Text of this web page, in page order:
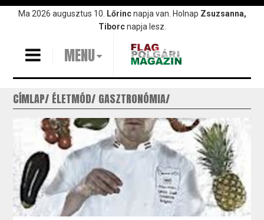
UgrásMa 2026 augusztus 10. Lőrincnapja van. Holnap Zsuzsanna,
Tiborcnapja lesz.
MENU
CÍMLAP ÉLETMÓD GASZTRONÓMIA